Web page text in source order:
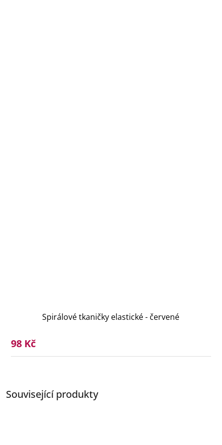
Související produkty
Spirálové tkaničky elastické - červené
98 Kč